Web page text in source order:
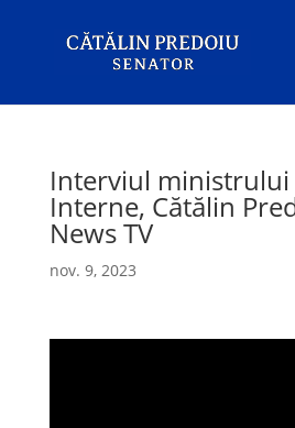
Interviul
Interne, Cătălin
News TV
nov. 9, 2023